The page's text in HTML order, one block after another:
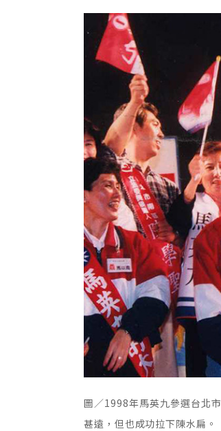
圖／1998年馬英九參選台北
甚遠，但也成功拉下陳水扁。